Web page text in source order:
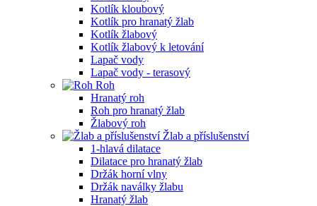
Kotlík kloubový
Kotlík pro hranatý žlab
Kotlík žlabový
Kotlík žlabový k letování
Lapač vody
Lapač vody - terasový
Roh
Hranatý roh
Roh pro hranatý žlab
Žlabový roh
Žlab a příslušenství
1-hlavá dilatace
Dilatace pro hranatý žlab
Držák horní vlny
Držák naválky žlabu
Hranatý žlab